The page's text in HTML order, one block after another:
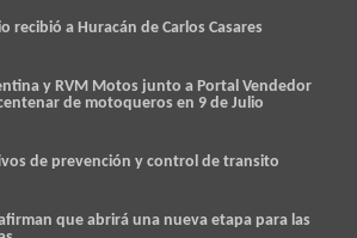
recibió a Huracán de Carlos Casares
y RVM Motos junto a Portal Vendedor
de motoqueros en 9 de Julio
de prevención y control de transito
que abrirá una nueva etapa para las